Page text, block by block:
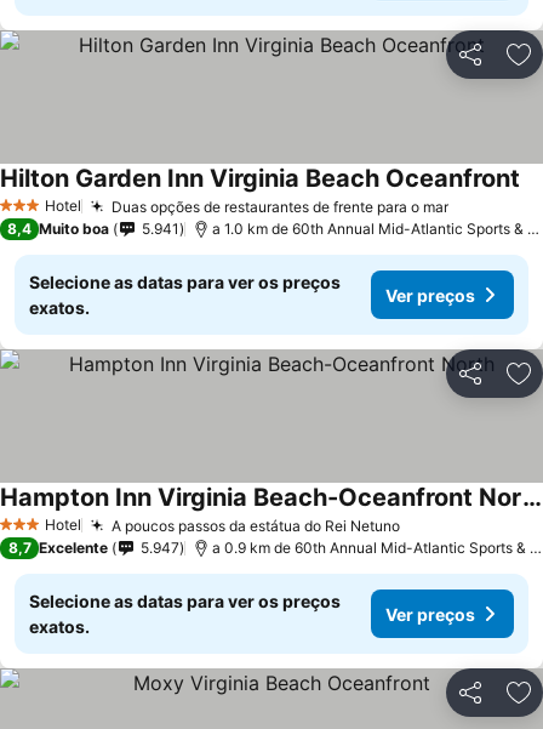
Partilhar
3 EstrelasHotel Duas opções de restaurantes de frente para o mar
Hilton Garden Inn Virginia Beach Oceanfront
8,4 Muito boa 5.941 a 1.0 km de 60th Annual Mid-Atlantic Sports & Boat Show
Selecione as datas para ver os preços
exatos.
Ver preços
Partilhar
3 EstrelasHotel A poucos passos da estátua do Rei Netuno
Hampton Inn Virginia Beach-Oceanfront North
8,7 Excelente 5.947 a 0.9 km de 60th Annual Mid-Atlantic Sports & Boat Show
Selecione as datas para ver os preços
exatos.
Ver preços
Partilhar